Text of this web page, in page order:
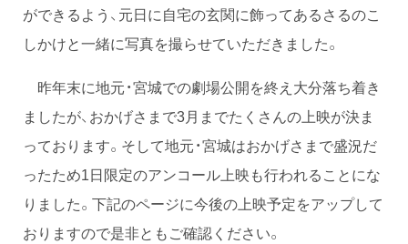
ができるよう、元日に自宅の玄関に飾ってあるさるのこ
しかけと一緒に写真を撮らせていただきました。
昨年末に地元・宮城での劇場公開を終え大分落ち着き
ましたが、おかげさまで3月までたくさんの上映が決ま
っております。そして地元・宮城はおかげさまで盛況だ
ったため1日限定のアンコール上映も行われることにな
りました。下記のページに今後の上映予定をアップして
おりますので是非ともご確認ください。